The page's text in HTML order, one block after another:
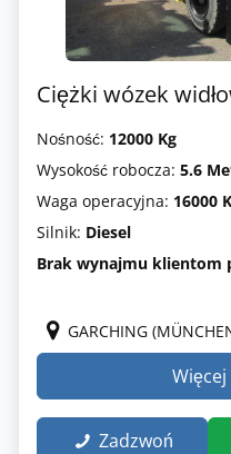
Ciężki wózek
Nośność: 12000 Kg
Wysokość robocza: 5.6
Waga operacyjna: 16000
Silnik: Diesel
Brak wynajmu klientom
GARCHING
Więcej
Zadzwoń